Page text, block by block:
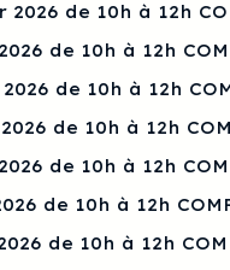
de 10h à 12h
de 10h à 12h
de 10h à 12h
de 10h à 12h
de 10h à 12h
de 10h à 12h
de 10h à 12h